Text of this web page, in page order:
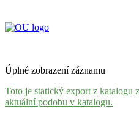
Úplné zobrazení záznamu
Toto je statický export z katalogu
aktuální podobu v katalogu.